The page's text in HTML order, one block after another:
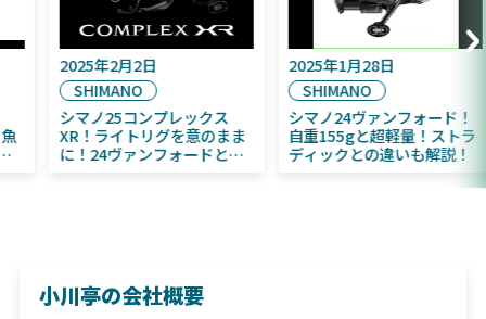
2025年9月16日
DAIWA
2025年11月発売予定！
DAIWA ふく魚／ちびふく魚
はビッグベイト初心者にお
2025年2月2日
SHIMANO
シマノ25コンプレックス
XR！ライトリグを意のまま
に！24ヴァンフォードとの
小川亭の会社概要